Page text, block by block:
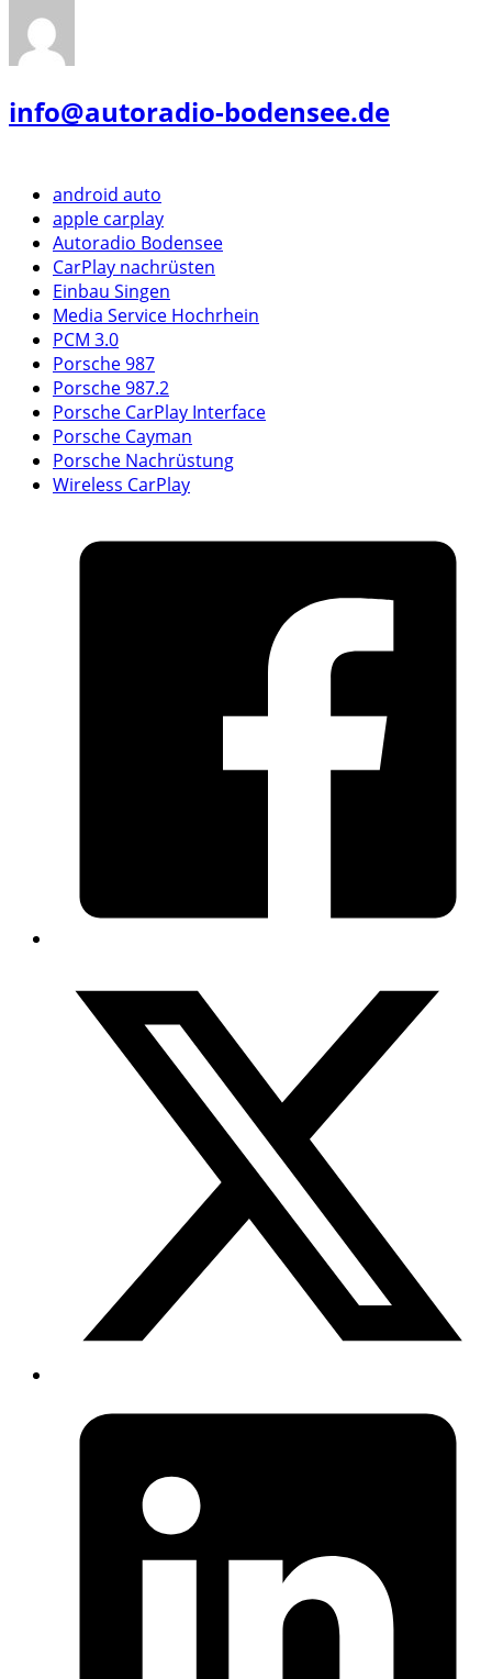
info@autoradio-bodensee.de
android auto
apple carplay
Autoradio Bodensee
CarPlay nachrüsten
Einbau Singen
Media Service Hochrhein
PCM 3.0
Porsche 987
Porsche 987.2
Porsche CarPlay Interface
Porsche Cayman
Porsche Nachrüstung
Wireless CarPlay